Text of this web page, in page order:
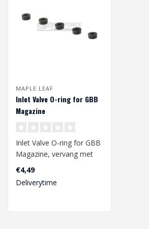
MAPLE LEAF
Inlet Valve O-ring for GBB
Magazine
Inlet Valve O-ring for GBB
Magazine, vervang met
deze set de inlaat rubbers
van ..
€4,49
Deliverytime